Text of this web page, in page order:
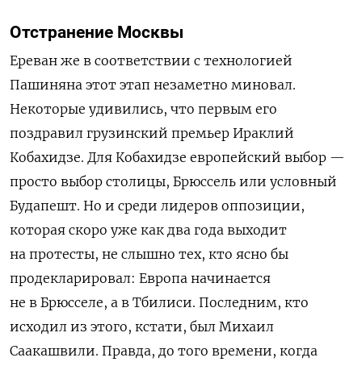
Отстранение Москвы
Ереван же в соответствии с технологией
Пашиняна этот этап незаметно миновал.
Некоторые удивились, что первым его
поздравил грузинский премьер Ираклий
Кобахидзе. Для Кобахидзе европейский выбор —
просто выбор столицы, Брюссель или условный
Будапешт. Но и среди лидеров оппозиции,
которая скоро уже как два года выходит
на протесты, не слышно тех, кто ясно бы
продекларировал: Европа начинается
не в Брюсселе, а в Тбилиси. Последним, кто
исходил из этого, кстати, был Михаил
Саакашвили. Правда, до того времени, когда